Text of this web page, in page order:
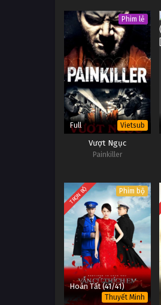
Phim lẻ
Full Vietsub
Vượt Ngục
Painkiller
TRỌN BỘ Phim bộ
Hoàn Tất (41/41)
Thuyết Minh